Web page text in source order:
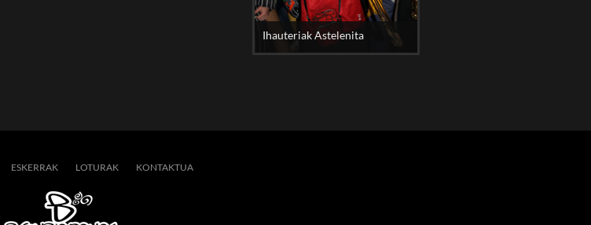
Ihauteriak Astelenita
ESKERRAK LOTURAK KONTAKTUA